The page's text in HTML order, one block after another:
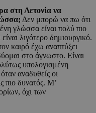
στη Λετονία να
Δεν μπορώ να πω ότι
γλώσσα είναι πολύ πιο
λιγότερο δημιουργικό.
καιρό έχω αναπτύξει
στο άγνωστο. Είναι
υπολογισμένη
αναδυθείς οι
πιο δυνατός. Μ’
όχι των